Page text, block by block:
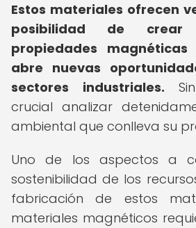
Estos materiales ofrecen
posibilidad de crear
propiedades
abre nuevas
sectores industriales.
crucial analizar
ambiental que conlleva su
Uno de los aspectos a
sostenibilidad de los
fabricación de estos
materiales magnéticos